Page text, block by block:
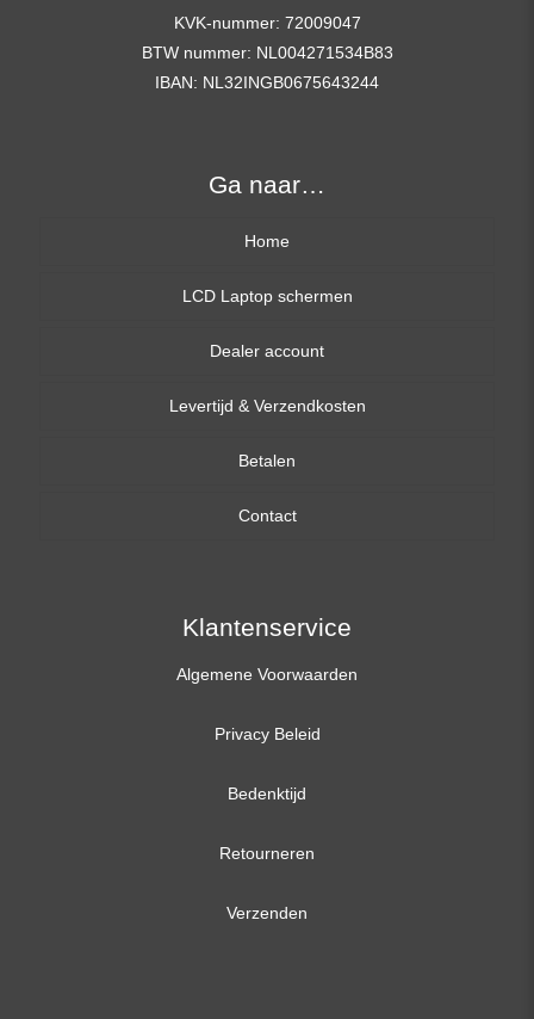
KVK-nummer: 72009047
BTW nummer: NL004271534B83
IBAN: NL32INGB0675643244
Ga naar…
Home
LCD Laptop schermen
13,3 inch
14,0 inch
15,6 inch
17,3 inch
Dealer account
Levertijd & Verzendkosten
Betalen
Contact
Klantenservice
Algemene Voorwaarden
Privacy Beleid
Bedenktijd
Retourneren
Verzenden